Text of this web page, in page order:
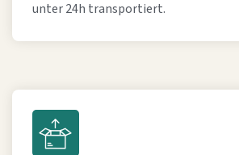
unter 24h transportiert.